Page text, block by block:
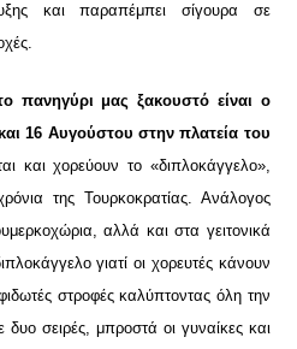
και παραπέμπει σίγουρα σε
πανηγύρι μας ξακουστό είναι ο
16 Αυγούστου στην πλατεία του
και χορεύουν το «διπλοκάγγελο»,
της Τουρκοκρατίας. Ανάλογος
αλλά και στα γειτονικά
γιατί οι χορευτές κάνουν
στροφές καλύπτοντας όλη την
δυο σειρές, μπροστά οι γυναίκες και